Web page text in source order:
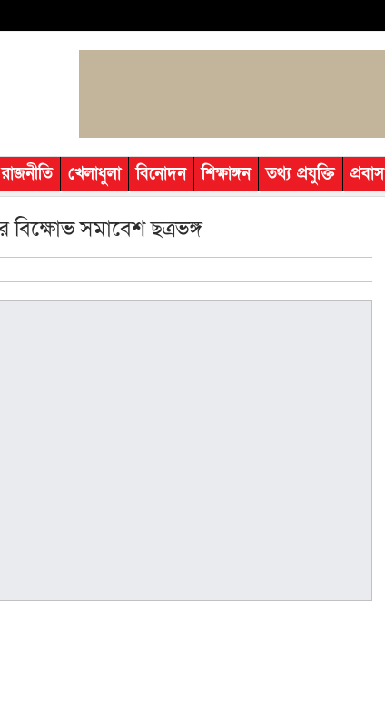
রাজনীতি খেলাধুলা বিনোদন শিক্ষাঙ্গন তথ্য প্রযুক্তি প্রবাস
বিক্ষোভ সমাবেশ ছত্রভঙ্গ